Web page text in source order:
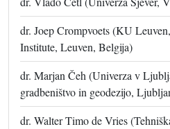
dr. Joep Crompvoets (KU
Institute, Leuven, Belgija)
dr. Marjan Čeh (Univerza v
gradbeništvo in geodezijo,
dr. Walter Timo de Vries